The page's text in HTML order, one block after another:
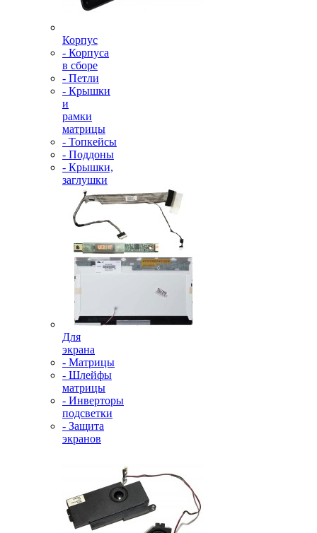
Корпус
- Корпуса
в сборе
- Петли
- Крышки
и
рамки
матрицы
- Топкейсы
- Поддоны
- Крышки,
заглушки
Для
экрана
- Матрицы
- Шлейфы
матрицы
- Инверторы
подсветки
- Защита
экранов